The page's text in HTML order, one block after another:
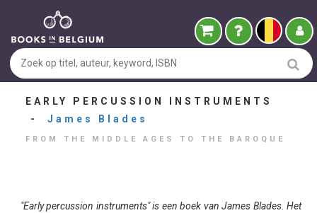
EARLY PERCUSSION INSTRUMENTS
- James Blades
FROM THE MIDDLE AGES TO THE BAROQUE
"Early percussion instruments" is een boek van James Blades. Het